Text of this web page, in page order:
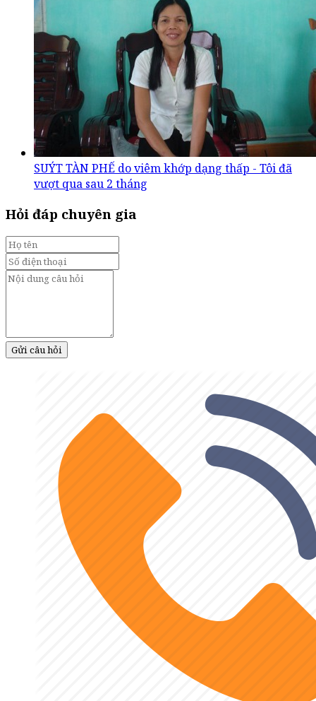
SUÝT TÀN PHẾ do viêm khớp dạng thấp - Tôi đã
vượt qua sau 2 tháng
Hỏi đáp chuyên gia
Gửi câu hỏi